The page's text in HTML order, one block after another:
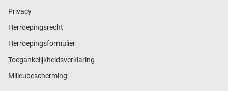
Privacy
Herroepingsrecht
Herroepingsformulier
Toegankelijkheidsverklaring
Milieubescherming